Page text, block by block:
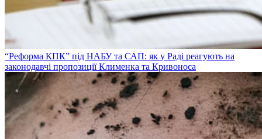
“Реформа КПК” під НАБУ та САП: як у Раді реагують на
законодавчі пропозиції Клименка та Кривоноса